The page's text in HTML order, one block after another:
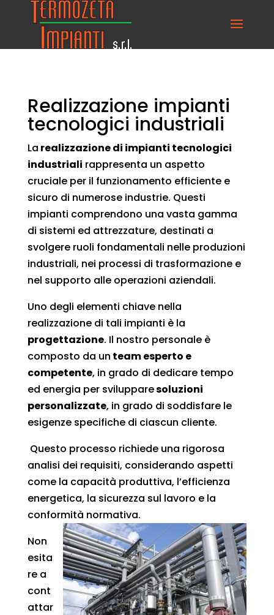
Realizzazione impianti
tecnologici industriali
La realizzazione di impianti tecnologici
industriali rappresenta un aspetto
cruciale per il funzionamento efficiente e
sicuro di numerose industrie. Questi
impianti comprendono una vasta gamma
di sistemi ed attrezzature, destinati a
svolgere ruoli fondamentali nelle produzioni
industriali, nei processi di trasformazione e
nel supporto alle operazioni aziendali.
Uno degli elementi chiave nella
realizzazione di tali impianti è la
progettazione. Il nostro personale è
composto da un team esperto e
competente, in grado di dedicare tempo
ed energia per svilupparesoluzioni
personalizzate, in grado di soddisfare le
esigenze specifiche di ciascun cliente.
Questo processo richiede una rigorosa
analisi dei requisiti, considerando aspetti
come la capacità produttiva, l’efficienza
energetica, la sicurezza sul lavoro e la
conformità normativa.
Non
esita
re a
cont
attar